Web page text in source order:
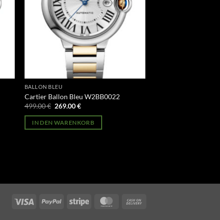
BALLON BLEU
Cartier Ballon Bleu W2BB0022
499.00€ Ursprünglicher
war:
499.00 €
269.00€Aktueller
ist:
269.00 €.
IN DEN WARENKORB
Visa PayPal Stripe MasterCard